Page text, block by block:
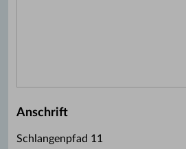
Anschrift
Schlangenpfad 11